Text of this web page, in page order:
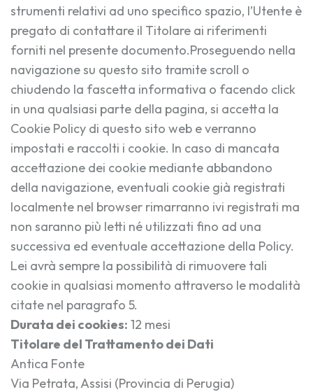
strumenti relativi ad uno specifico spazio, l’Utente è
pregato di contattare il Titolare ai riferimenti
forniti nel presente documento.Proseguendo nella
navigazione su questo sito tramite scroll o
chiudendo la fascetta informativa o facendo click
in una qualsiasi parte della pagina, si accetta la
Cookie Policy di questo sito web e verranno
impostati e raccolti i cookie. In caso di mancata
accettazione dei cookie mediante abbandono
della navigazione, eventuali cookie già registrati
localmente nel browser rimarranno ivi registrati ma
non saranno più letti né utilizzati fino ad una
successiva ed eventuale accettazione della Policy.
Lei avrà sempre la possibilità di rimuovere tali
cookie in qualsiasi momento attraverso le modalità
citate nel paragrafo 5.
Durata dei cookies: 12 mesi
Titolare del Trattamento dei Dati
Antica Fonte
Via Petrata, Assisi (Provincia di Perugia)